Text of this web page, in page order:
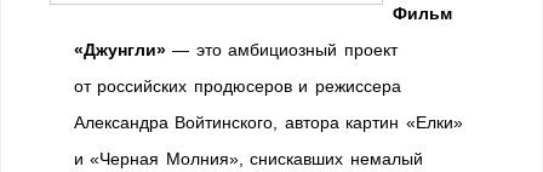
Фильм
«Джунгли» — это амбициозный проект
от российских продюсеров и режиссера
Александра Войтинского, автора картин «Елки»
и «Черная Молния», снискавших немалый